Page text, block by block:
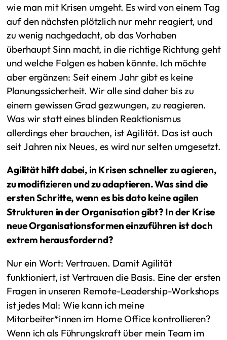
wie man mit Krisen umgeht. Es wird von einem Tag
auf den nächsten plötzlich nur mehr reagiert, und
zu wenig nachgedacht, ob das Vorhaben
überhaupt Sinn macht, in die richtige Richtung geht
und welche Folgen es haben könnte. Ich möchte
aber ergänzen: Seit einem Jahr gibt es keine
Planungssicherheit. Wir alle sind daher bis zu
einem gewissen Grad gezwungen, zu reagieren.
Was wir statt eines blinden Reaktionismus
allerdings eher brauchen, ist Agilität. Das ist auch
seit Jahren nix Neues, es wird nur selten umgesetzt.
Agilität hilft dabei, in Krisen schneller zu agieren,
zu modifizieren und zu adaptieren. Was sind die
ersten Schritte, wenn es bis dato keine agilen
Strukturen in der Organisation gibt? In der Krise
neue Organisationsformen einzuführen ist doch
extrem herausfordernd?
Nur ein Wort: Vertrauen. Damit Agilität
funktioniert, ist Vertrauen die Basis. Eine der ersten
Fragen in unseren Remote-Leadership-Workshops
ist jedes Mal: Wie kann ich meine
Mitarbeiter*innen im Home Office kontrollieren?
Wenn ich als Führungskraft über mein Team im